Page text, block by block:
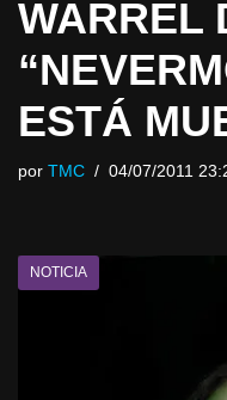
WARREL
ESTÁ
por TMC 04/07/2011
NOTICIA